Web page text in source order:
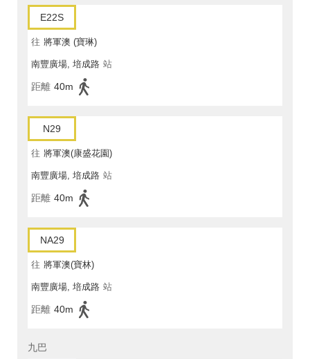
E22S
往 將軍澳 (寶琳)
南豐廣場, 培成路 站
距離 40m
N29
往 將軍澳(康盛花園)
南豐廣場, 培成路 站
距離 40m
NA29
往 將軍澳(寶林)
南豐廣場, 培成路 站
距離 40m
九巴